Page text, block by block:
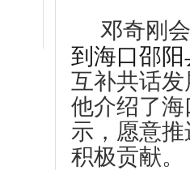
邓奇刚
到海口邵
互补共话
他介绍了海
示， 愿意推
积极贡献。